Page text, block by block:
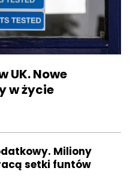
UK. Nowe
w życie
Miliony
setki funtów